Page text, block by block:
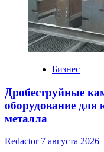
Бизнес
Дробеструйные
оборудование для
металла
Redactor 7 августа 2026